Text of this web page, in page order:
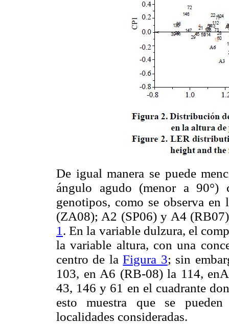
De igual manera se puede
ángulo agudo (menor a 90°)
genotipos, como se observa
(ZA08); A2 (SP06) y A4
1 . En la variable dulzura, el
la variable altura, con una
centro de laFigura 3; sin
103, en A6 (RB-08) la 114,
43, 146 y 61 en el cuadrante
esto muestra que se
localidades consideradas.